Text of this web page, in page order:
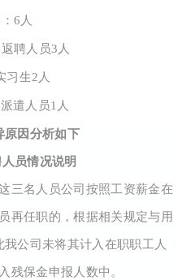
6人
聘人员3人
2人
人员1人
原因分析如下
员情况说明
三名人员公司按照工资薪金在
再任职的，根据相关规定与用
公司未将其计入在职职工人
残保金申报人数中。